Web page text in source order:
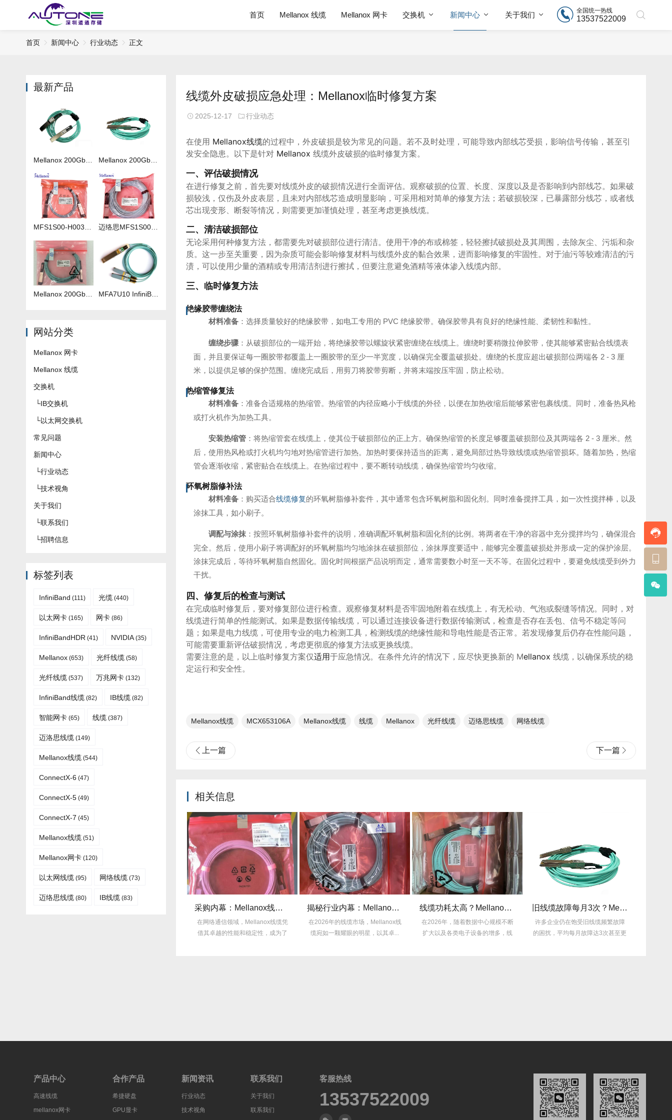
首页 Mellanox 线缆 Mellanox 网卡 交换机 新闻中心 关于我们
全国统一热线
13537522009
首页 新闻中心 行业动态 正文
线缆外皮破损应急处理：Mellanox临时修复方案
2025-12-17 行业动态
在使用 Mellanox线缆的过程中，外皮破损是较为常见的问题。若不及时处理，可能导致内部线芯受损，影响信号传输，甚至引
发安全隐患。以下是针对 Mellanox 线缆外皮破损的临时修复方案。
一、评估破损情况
在进行修复之前，首先要对线缆外皮的破损情况进行全面评估。观察破损的位置、长度、深度以及是否影响到内部线芯。如果破
损较浅，仅伤及外皮表层，且未对内部线芯造成明显影响，可采用相对简单的修复方法；若破损较深，已暴露部分线芯，或者线
芯出现变形、断裂等情况，则需要更加谨慎处理，甚至考虑更换线缆。
二、清洁破损部位
无论采用何种修复方法，都需要先对破损部位进行清洁。使用干净的布或棉签，轻轻擦拭破损处及其周围，去除灰尘、污垢和杂
质。这一步至关重要，因为杂质可能会影响修复材料与线缆外皮的黏合效果，进而影响修复的牢固性。对于油污等较难清洁的污
渍，可以使用少量的酒精或专用清洁剂进行擦拭，但要注意避免酒精等液体渗入线缆内部。
三、临时修复方法
绝缘胶带缠绕法
材料准备 ：选择质量较好的绝缘胶带，如电工专用的 PVC 绝缘胶带。确保胶带具有良好的绝缘性能、柔韧性和黏性。
缠绕步骤 ：从破损部位的一端开始，将绝缘胶带以螺旋状紧密缠绕在线缆上。缠绕时要稍微拉伸胶带，使其能够紧密贴合线缆表
面，并且要保证每一圈胶带都覆盖上一圈胶带的至少一半宽度，以确保完全覆盖破损处。缠绕的长度应超出破损部位两端各 2 - 3 厘
米，以提供足够的保护范围。缠绕完成后，用剪刀将胶带剪断，并将末端按压牢固，防止松动。
热缩管修复法
材料准备 ：准备合适规格的热缩管。热缩管的内径应略小于线缆的外径，以便在加热收缩后能够紧密包裹线缆。同时，准备热风枪
或打火机作为加热工具。
安装热缩管 ：将热缩管套在线缆上，使其位于破损部位的正上方。确保热缩管的长度足够覆盖破损部位及其两端各 2 - 3 厘米。然
后，使用热风枪或打火机均匀地对热缩管进行加热。加热时要保持适当的距离，避免局部过热导致线缆或热缩管损坏。随着加热，热缩
管会逐渐收缩，紧密贴合在线缆上。在热缩过程中，要不断转动线缆，确保热缩管均匀收缩。
环氧树脂修补法
材料准备 ：购买适合线缆修复的环氧树脂修补套件，其中通常包含环氧树脂和固化剂。同时准备搅拌工具，如一次性搅拌棒，以及
涂抹工具，如小刷子。
调配与涂抹 ：按照环氧树脂修补套件的说明，准确调配环氧树脂和固化剂的比例。将两者在干净的容器中充分搅拌均匀，确保混合
完全。然后，使用小刷子将调配好的环氧树脂均匀地涂抹在破损部位，涂抹厚度要适中，能够完全覆盖破损处并形成一定的保护涂层。
涂抹完成后，等待环氧树脂自然固化。固化时间根据产品说明而定，通常需要数小时至一天不等。在固化过程中，要避免线缆受到外力
干扰。
四、修复后的检查与测试
在完成临时修复后，要对修复部位进行检查。观察修复材料是否牢固地附着在线缆上，有无松动、气泡或裂缝等情况。同时，对
线缆进行简单的性能测试。如果是数据传输线缆，可以通过连接设备进行数据传输测试，检查是否存在丢包、信号不稳定等问
题；如果是电力线缆，可使用专业的电力检测工具，检测线缆的绝缘性能和导电性能是否正常。若发现修复后仍存在性能问题，
可能需要重新评估破损情况，考虑更彻底的修复方法或更换线缆。
需要注意的是，以上临时修复方案仅适用于应急情况。在条件允许的情况下，应尽快更换新的 Mellanox 线缆，以确保系统的稳
定运行和安全性。
Mellanox线缆​ MCX653106A Mellanox线缆 线缆 Mellanox 光纤线缆​ 迈络思线缆​ 网络线缆
上一篇 下一篇
相关信息
采购内幕：Mellanox线缆验真3步走，假货休想蒙混过关！
在网络通信领域，Mellanox线缆凭
借其卓越的性能和稳定性，成为了
揭秘行业内幕：Mellanox线缆为何比同类产品耐用3倍？
在2026年的线缆市场，Mellanox线
缆宛如一颗耀眼的明星，以其卓...
线缆功耗太高？Mellanox线缆低功耗方案能省多少电费？
在2026年，随着数据中心规模不断
扩大以及各类电子设备的增多，线
旧线缆故障每月3次？Mellanox线缆全年零故障，太省心！
许多企业仍在饱受旧线缆频繁故障
的困扰，平均每月故障达3次甚至更
最新产品
网站分类
Mellanox 网卡
Mellanox 线缆
交换机
└IB交换机
└以太网交换机
常见问题
新闻中心
└行业动态
└技术视角
关于我们
└联系我们
└招聘信息
标签列表
InfiniBand (111) 光缆 (440)
以太网卡 (165) 网卡 (86)
InfiniBandHDR (41) NVIDIA(35)
Mellanox (653) 光纤线缆 (58)
光纤线缆​ (537) 万兆网卡 (132)
InfiniBand线缆 (82) IB线缆 (82)
智能网卡 (65) 线缆 (387)
迈洛思线缆 (149)
Mellanox线缆 (544)
ConnectX-6 (47)
ConnectX-5 (49)
ConnectX-7 (45)
Mellanox线缆​ (51)
Mellanox网卡 (120)
以太网线缆 (95) 网络线缆 (73)
迈络思线缆 (80) IB线缆​ (83)
产品中心
高速线缆
mellanox网卡
合作产品
希捷硬盘
GPU显卡
新闻资讯
行业动态
技术视角
联系我们
关于我们
联系我们
客服热线
13537522009